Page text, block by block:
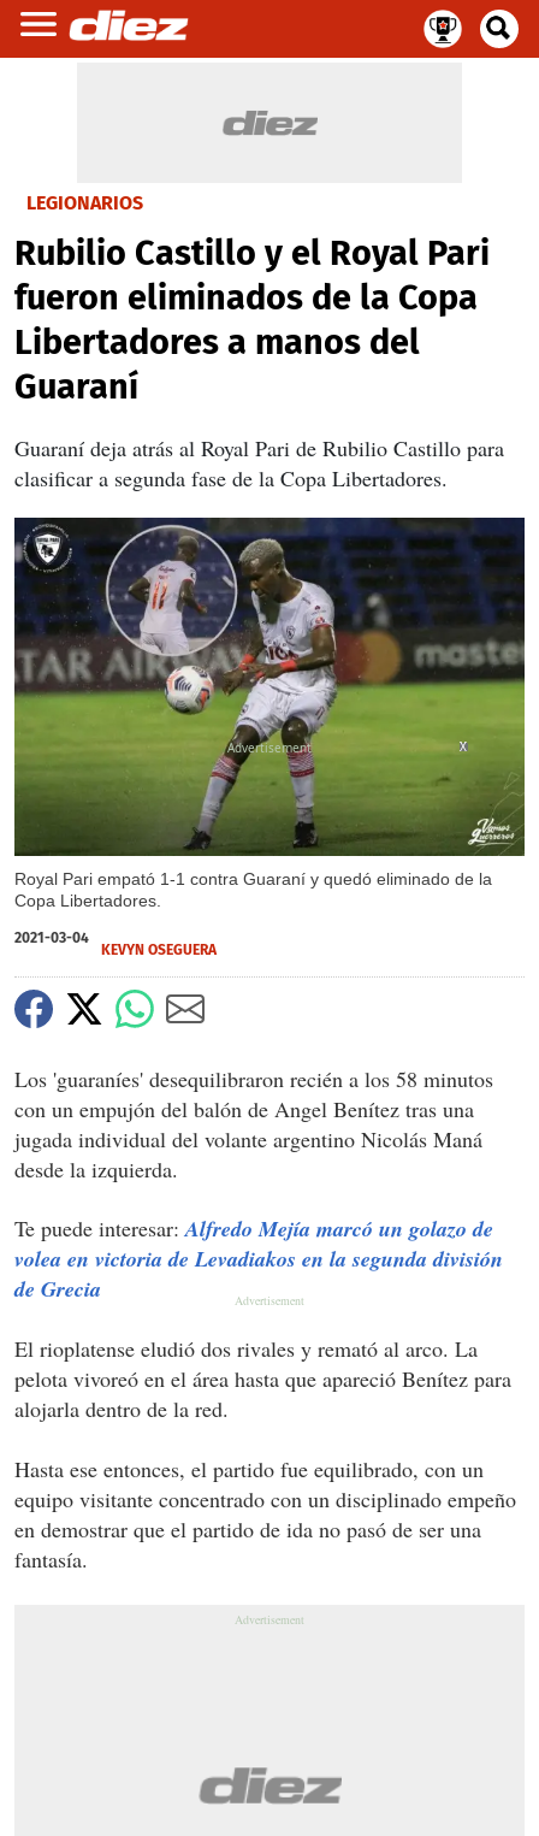
LEGIONARIOS
Rubilio Castillo y el Royal Pari
fueron eliminados de la Copa
Libertadores a manos del
Guaraní
Guaraní deja atrás al Royal Pari de Rubilio Castillo para
clasificar a segunda fase de la Copa Libertadores.
Royal Pari empató 1-1 contra Guaraní y quedó eliminado de la
Copa Libertadores.
X
X
2021-03-04
KEVYN OSEGUERA
Los 'guaraníes' desequilibraron recién a los 58 minutos
con un empujón del balón de Angel Benítez tras una
jugada individual del volante argentino Nicolás Maná
desde la izquierda.
Te puede interesar: Alfredo Mejía marcó un golazo de
volea en victoria de Levadiakos en la segunda división
de Grecia
El rioplatense eludió dos rivales y remató al arco. La
pelota vivoreó en el área hasta que apareció Benítez para
alojarla dentro de la red.
Hasta ese entonces, el partido fue equilibrado, con un
equipo visitante concentrado con un disciplinado empeño
en demostrar que el partido de ida no pasó de ser una
fantasía.